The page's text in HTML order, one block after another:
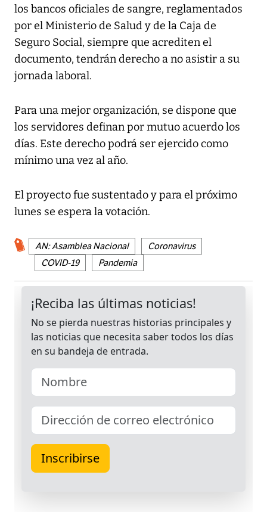
los bancos oficiales de sangre, reglamentados
por el Ministerio de Salud y de la Caja de
Seguro Social, siempre que acrediten el
documento, tendrán derecho a no asistir a su
jornada laboral.
Para una mejor organización, se dispone que
los servidores definan por mutuo acuerdo los
días. Este derecho podrá ser ejercido como
mínimo una vez al año.
El proyecto fue sustentado y para el próximo
lunes se espera la votación.
AN: Asamblea Nacional
Coronavirus
COVID-19
Pandemia